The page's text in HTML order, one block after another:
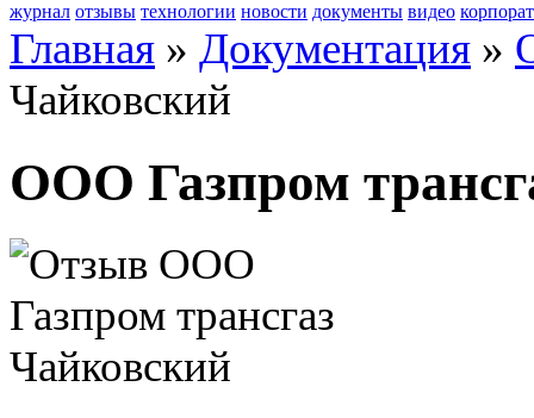
журнал отзывы технологии новости документы видео
Главная » Документация »
Чайковский
ООО Газпром